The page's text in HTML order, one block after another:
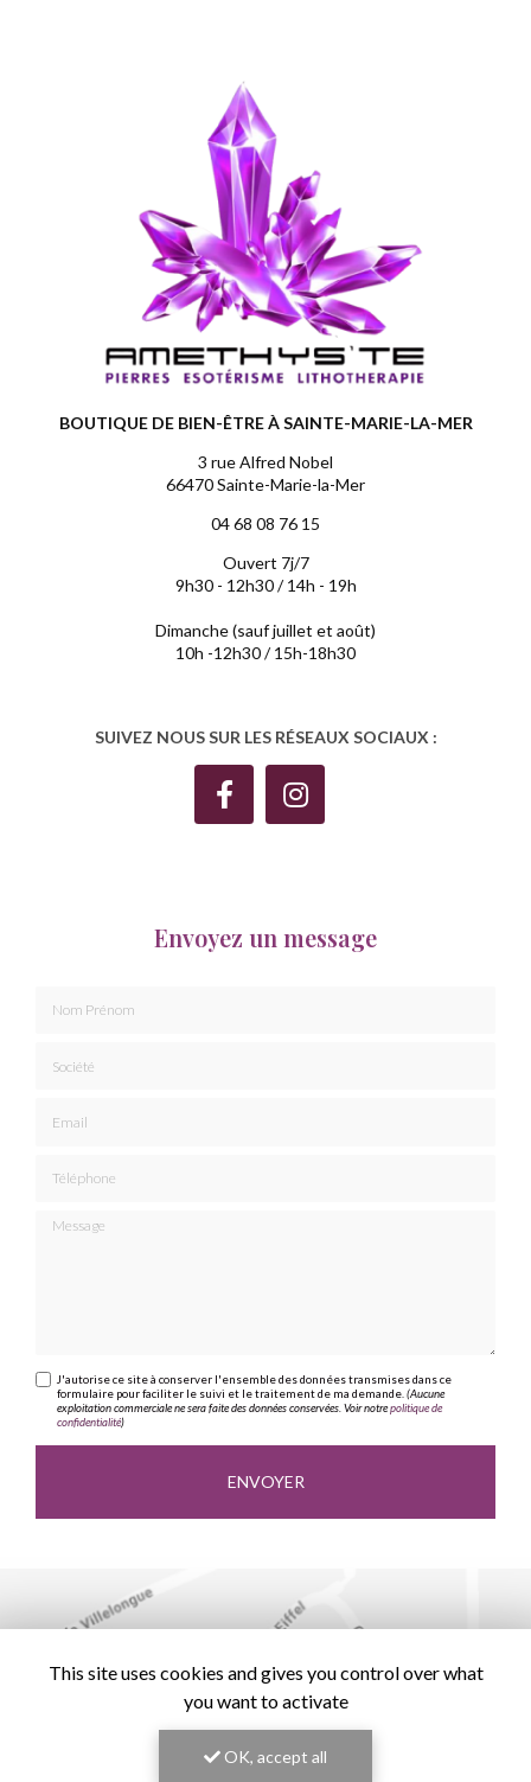
BOUTIQUE DE BIEN-ÊTRE À SAINTE-MARIE-LA-MER
3 rue Alfred Nobel
66470 Sainte-Marie-la-Mer
04 68 08 76 15
Ouvert 7j/7
9h30 - 12h30 / 14h - 19h
Dimanche (sauf juillet et août)
10h -12h30 / 15h-18h30
SUIVEZ NOUS SUR LES RÉSEAUX SOCIAUX :
Envoyez un message
Message
J'autorise ce site à conserver l'ensemble des données transmises dans ce
formulaire pour faciliter le suivi et le traitement de ma demande.(Aucune
exploitation commerciale ne sera faite des données conservées. Voir notrepolitique de
confidentialité)
This site uses cookies and gives you control over what
you want to activate
OK, accept all